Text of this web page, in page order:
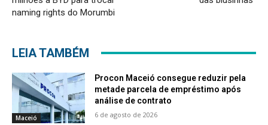
naming rights do Morumbi
LEIA TAMBÉM
Maceió
Procon Maceió consegue reduzir pela
metade parcela de empréstimo após
análise de contrato
6 de agosto de 2026